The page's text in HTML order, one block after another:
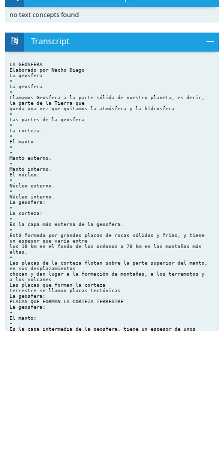
no text concepts found
Transcript
LA GEOSFERA
Elaborado por Nacho Diego
La geosfera:
•
La geosfera:
•
Llamamos Geosfera a la parte sólida de nuestro planeta, es decir,
la parte de la Tierra que
queda una vez que quitamos la atmósfera y la hidrosfera.
•
Las partes de la geosfera:
•
La corteza.
•
El manto:
•
•
Manto externo.
•
Manto interno.
El núcleo:
•
Núcleo externo.
•
Núcleo interno.
La geosfera:
•
La corteza:
•
Es la capa más externa de la geosfera.
•
Está formada por grandes placas de rocas sólidas y frías, y tiene
un espesor que varía entre
los 10 km en el fondo de los océanos a 70 km en las montañas más
altas.
•
Las placas de la corteza flotan sobre la parte superior del manto,
en sus desplazamientos
chocan y dan lugar a la formación de montañas, a los terremotos y
a los volcanes.
Las placas que forman la corteza
terrestre se llaman placas tectónicas
La geosfera:
PLACAS QUE FORMAN LA CORTEZA TERRESTRE
La geosfera:
•
El manto:
•
Es la capa intermedia de la geosfera, tiene un espesor de unos